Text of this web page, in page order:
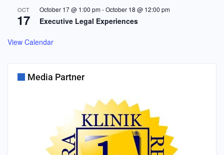
OCT
17
October 17 @ 1:00 pm-October 18 @ 12:00 pm
Executive Legal Experiences
View Calendar
Media Partner